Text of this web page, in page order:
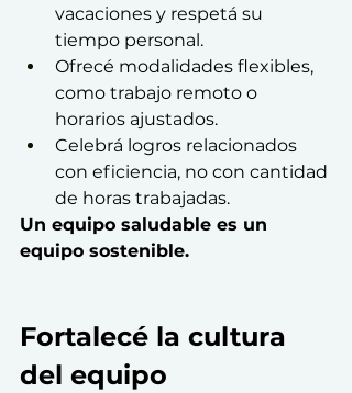
vacaciones y respetá su
tiempo personal.
Ofrecé modalidades flexibles,
como trabajo remoto o
horarios ajustados.
Celebrá logros relacionados
con eficiencia, no con cantidad
de horas trabajadas.
Un equipo saludable es un
equipo sostenible.
Fortalecé la cultura
del equipo